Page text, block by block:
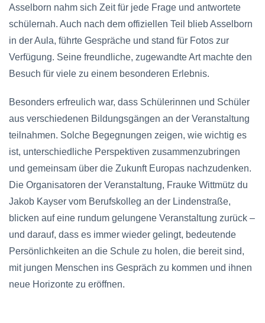
Asselborn nahm sich Zeit für jede Frage und antwortete
schülernah. Auch nach dem offiziellen Teil blieb Asselborn
in der Aula, führte Gespräche und stand für Fotos zur
Verfügung. Seine freundliche, zugewandte Art machte den
Besuch für viele zu einem besonderen Erlebnis.
Besonders erfreulich war, dass Schülerinnen und Schüler
aus verschiedenen Bildungsgängen an der Veranstaltung
teilnahmen. Solche Begegnungen zeigen, wie wichtig es
ist, unterschiedliche Perspektiven zusammenzubringen
und gemeinsam über die Zukunft Europas nachzudenken.
Die Organisatoren der Veranstaltung, Frauke Wittmütz du
Jakob Kayser vom Berufskolleg an der Lindenstraße,
blicken auf eine rundum gelungene Veranstaltung zurück –
und darauf, dass es immer wieder gelingt, bedeutende
Persönlichkeiten an die Schule zu holen, die bereit sind,
mit jungen Menschen ins Gespräch zu kommen und ihnen
neue Horizonte zu eröffnen.